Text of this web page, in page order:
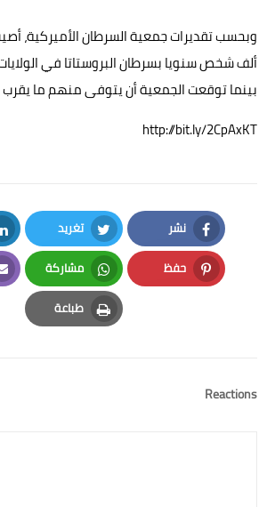
بينما توقعت الجمعية أن يتوفى منهم ما يقرب من 30
http://bit.ly/2CpAxKT
نشر
Facebook
تغريد
Twitter
حفظ
Pinterest
مشاركة
Whatsapp
طباعة
Print
Reactions